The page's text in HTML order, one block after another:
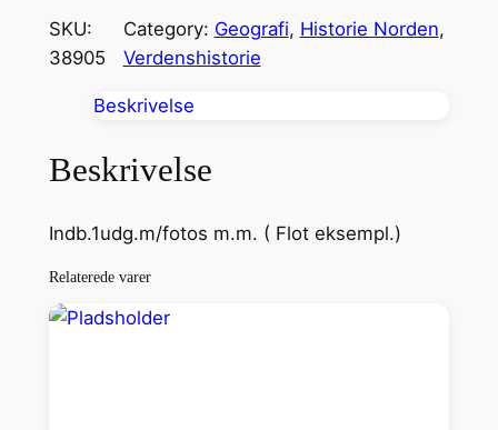
SKU:
38905
Category: Geografi, Historie Norden
Verdenshistorie
Beskrivelse
Beskrivelse
Indb.1udg.m/fotos m.m. ( Flot eksempl.)
Relaterede varer